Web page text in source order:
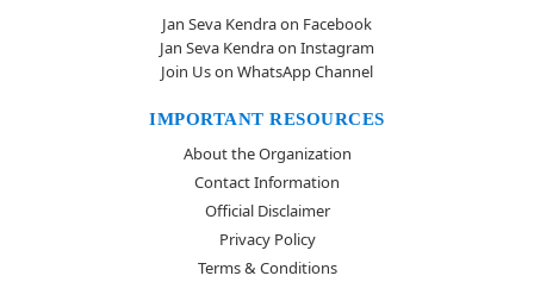
Jan Seva Kendra on Facebook
Jan Seva Kendra on Instagram
Join Us on WhatsApp Channel
IMPORTANT RESOURCES
About the Organization
Contact Information
Official Disclaimer
Privacy Policy
Terms & Conditions